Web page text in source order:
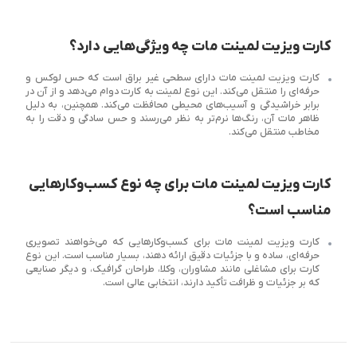
کارت ویزیت لمینت مات چه ویژگی‌هایی دارد؟
کارت ویزیت لمینت مات دارای سطحی غیر براق است که حس لوکس و
حرفه‌ای را منتقل می‌کند. این نوع لمینت به کارت دوام می‌دهد و از آن در
برابر خراشیدگی و آسیب‌های محیطی محافظت می‌کند. همچنین، به دلیل
ظاهر مات آن، رنگ‌ها نرم‌تر به نظر می‌رسند و حس سادگی و دقت را به
مخاطب منتقل می‌کند.
کارت ویزیت لمینت مات برای چه نوع کسب‌وکارهایی
مناسب است؟
کارت ویزیت لمینت مات برای کسب‌وکارهایی که می‌خواهند تصویری
حرفه‌ای، ساده و با جزئیات دقیق ارائه دهند، بسیار مناسب است. این نوع
کارت برای مشاغلی مانند مشاوران، وکلا، طراحان گرافیک، و دیگر صنایعی
که بر جزئیات و ظرافت تأکید دارند، انتخابی عالی است.